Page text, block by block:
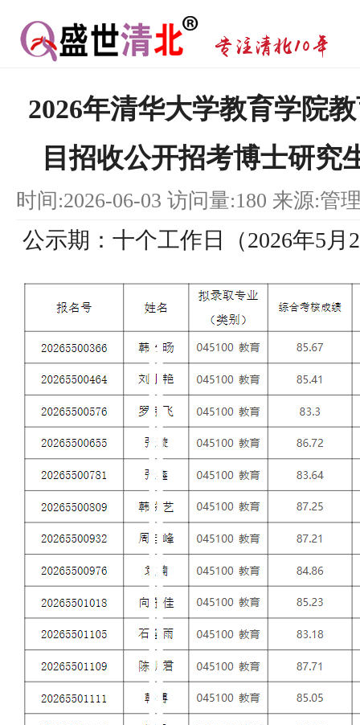
2026年清华大学教育学院
目招收公开招考博士研究
时间:2026-06-03 访问量:180 来源:管
公示期：十个工作日（2026年5月